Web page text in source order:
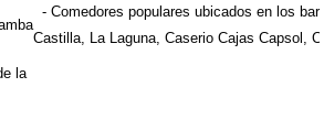
- Comedores populares ubicados en los
Castilla, La Laguna, Caserio Cajas Capsol,
la